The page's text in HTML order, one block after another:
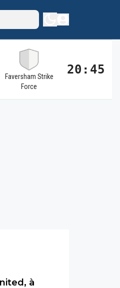
Faversham Strike
Force
20:45
à